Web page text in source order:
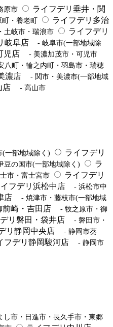
原市
ライフデリ垂井・関
・養老町
ライフデリ多治
土岐市・瑞浪市
ライフデリ
岐阜店
- 岐阜市(一部地域除
児店 - 美濃加茂市・可児市
八町・輪之内町・羽島市・瑞穂
濃店
- 関市・美濃市(一部地域
店 - 高山市
(一部地域除く)
ライフデリ
豆の国市(一部地域除く)
ラ
市・富士宮市
ライフデリ
フデリ浜松中店
- 浜松市中
店
- 焼津市・藤枝市(一部地域
前崎・吉田店
- 牧之原市・御
リ磐田・袋井店
- 磐田市・
リ静岡中央店
- 静岡市葵
フデリ静岡駿河店
- 静岡市
し市・日進市・長久手市・東郷